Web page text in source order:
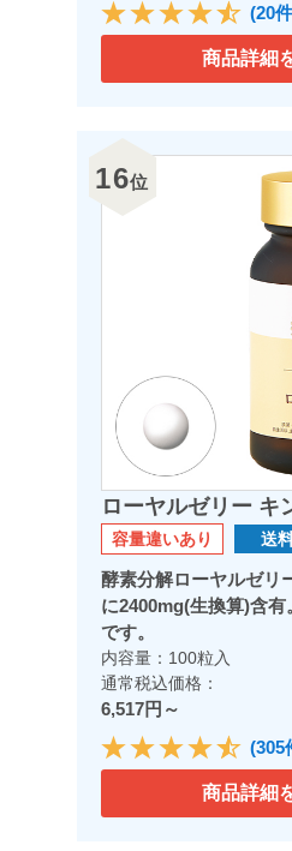
(20
商品詳細
16位
ローヤルゼリー キ
容量違いあり 送
酵素分解ローヤルゼリ
に2400mg(生換算)含
です。
内容量：100粒入
通常税込価格：
6,517円～
(305
商品詳細